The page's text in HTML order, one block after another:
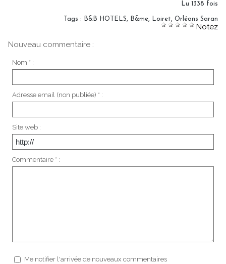
Lu 1338 fois
Tags : B&B HOTELS, B&me, Loiret, Orléans Saran
Notez
Nouveau commentaire :
Nom * :
Adresse email (non publiée) * :
Site web :
Commentaire * :
Me notifier l'arrivée de nouveaux commentaires